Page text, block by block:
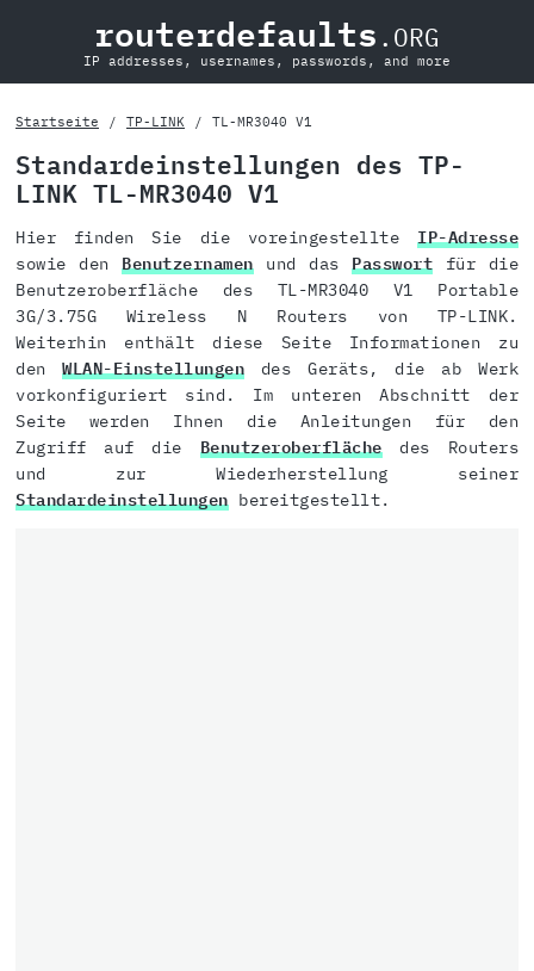
routerdefaults .ORG
IP addresses, usernames, passwords, and more
Startseite TP-LINK TL-MR3040 V1
Standardeinstellungen des TP-
LINK TL-MR3040 V1
Hier finden Sie die voreingestellte IP-Adresse
sowie den Benutzernamenund das Passwort für die
Benutzeroberfläche des TL-MR3040 V1 Portable
3G/3.75G Wireless N Routers von TP-LINK.
Weiterhin enthält diese Seite Informationen zu
denWLAN-Einstellungen des Geräts, die ab Werk
vorkonfiguriert sind. Im unteren Abschnitt der
Seite werden Ihnen die Anleitungen für den
Zugriff auf die Benutzeroberflächedes Routers
und zur Wiederherstellung seiner
Standardeinstellungenbereitgestellt.